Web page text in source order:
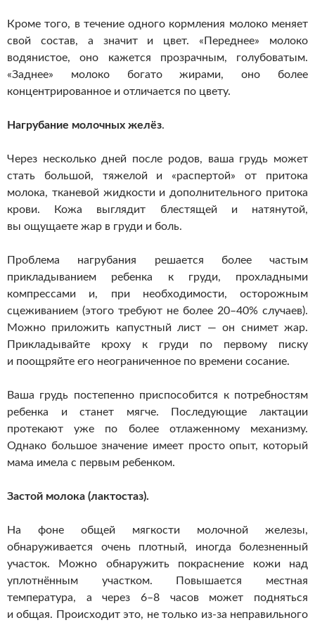
Кроме того, в течение одного кормления молоко меняет
свой состав, а значит и цвет. «Переднее» молоко
водянистое, оно кажется прозрачным, голубоватым.
«Заднее» молоко богато жирами, оно более
концентрированное и отличается по цвету.
Нагрубание молочных желёз.
Через несколько дней после родов, ваша грудь может
стать большой, тяжелой и «распертой» от притока
молока, тканевой жидкости и дополнительного притока
крови. Кожа выглядит блестящей и натянутой,
вы ощущаете жар в груди и боль.
Проблема нагрубания решается более частым
прикладыванием ребенка к груди, прохладными
компрессами и, при необходимости, осторожным
сцеживанием (этого требуют не более 20–40% случаев).
Можно приложить капустный лист — он снимет жар.
Прикладывайте кроху к груди по первому писку
и поощряйте его неограниченное по времени сосание.
Ваша грудь постепенно приспособится к потребностям
ребенка и станет мягче. Последующие лактации
протекают уже по более отлаженному механизму.
Однако большое значение имеет просто опыт, который
мама имела с первым ребенком.
Застой молока (лактостаз).
На фоне общей мягкости молочной железы,
обнаруживается очень плотный, иногда болезненный
участок. Можно обнаружить покраснение кожи над
уплотнённым участком. Повышается местная
температура, а через 6–8 часов может подняться
и общая. Происходит это, не только из-за неправильного